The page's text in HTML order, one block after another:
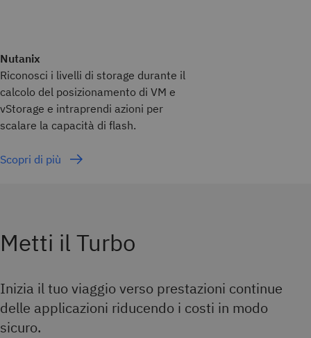
Nutanix
Riconosci i livelli di storage durante il
calcolo del posizionamento di VM e
vStorage e intraprendi azioni per
scalare la capacità di flash.
Scopri di più
Metti il Turbo
Inizia il tuo viaggio verso prestazioni continue
delle applicazioni riducendo i costi in modo
sicuro.